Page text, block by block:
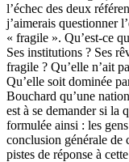
l’échec des deux
j’aimerais questionner
« fragile ». Qu’est-ce
Ses institutions ? Ses
fragile ? Qu’elle n’ait
Qu’elle soit dominée
Bouchard qu’une
est à se demander si la
formulée ainsi : les
conclusion générale de
pistes de réponse à